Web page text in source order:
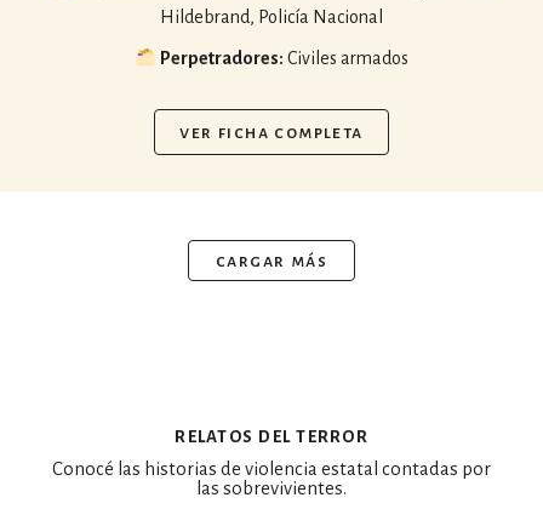
Hildebrand, Policía Nacional
Perpetradores: Civiles armados
ver ficha completa
cargar más
relatos del terror
Conocé las historias de violencia estatal contadas por
las sobrevivientes.